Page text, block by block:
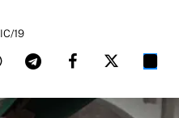
19